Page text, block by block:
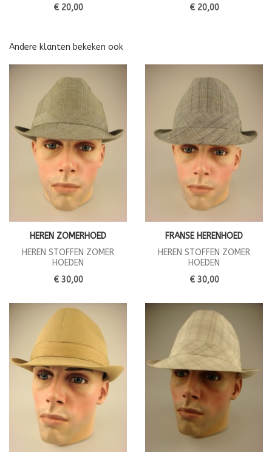
€ 20,00
€ 20,00
Andere klanten bekeken ook
HEREN ZOMERHOED
HEREN STOFFEN ZOMER
HOEDEN
€ 30,00
FRANSE HERENHOED
HEREN STOFFEN ZOMER
HOEDEN
€ 30,00